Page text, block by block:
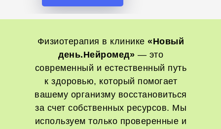
Физиотерапия в клинике«Новый
день.Нейромед» — это
современный и естественный путь
к здоровью, который помогает
вашему организму восстановиться
за счет собственных ресурсов. Мы
используем только проверенные и